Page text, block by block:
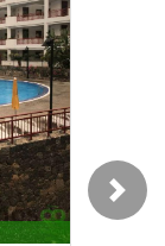
Next